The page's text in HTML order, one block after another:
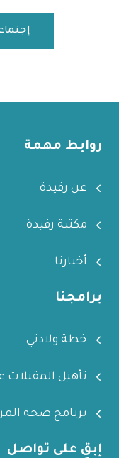
روابط مهمة
عن رفيدة
مكتبة رفيدة
أخبارنا
برامجنا
خطة ولادتي
تأهيل المقبلات
برنامج صحة
إبقِ على تواصل